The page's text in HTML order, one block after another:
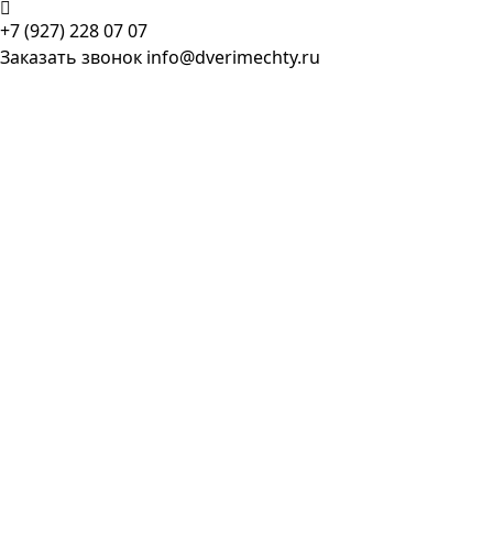
+7 (927) 228 07 07
Заказать звонок info@dverimechty.ru